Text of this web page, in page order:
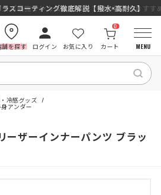
スコーティング徹底解説【撥水×高耐久】
スパ最強インカムはどっち？初心者にもおすす
舗を探す ログイン お気に入り カート
0
MENU
冷感グッズ
アンダー
ーザーインナーパンツ ブラッ